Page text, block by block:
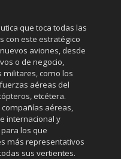
que toca todas las
con este estratégico
aviones, desde
o de negocio,
como los
aéreas del
etcétera.
aéreas,
internacional y
los que
más representativos
sus vertientes.